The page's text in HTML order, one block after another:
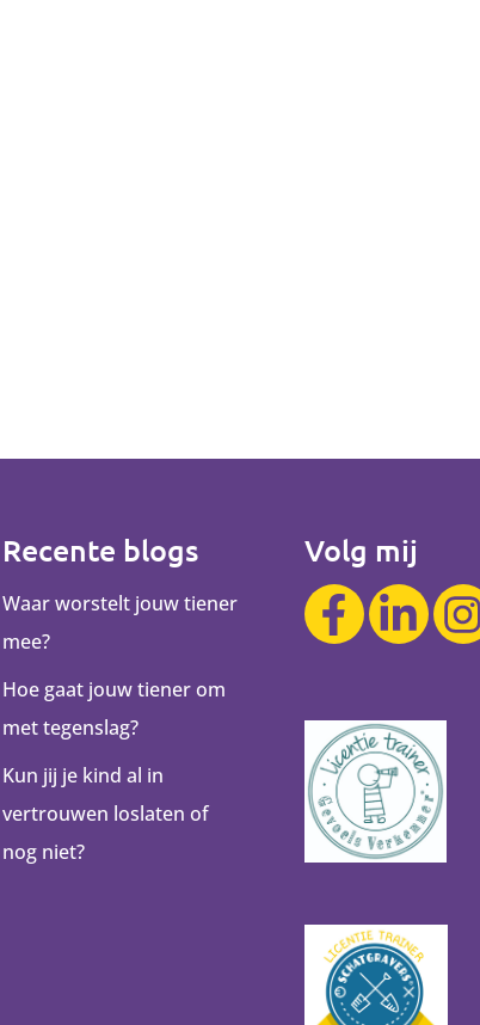
Recente blogs
Waar worstelt jouw tiener
mee?
Hoe gaat jouw tiener om
met tegenslag?
Kun jij je kind al in
vertrouwen loslaten of
nog niet?
Volg mij